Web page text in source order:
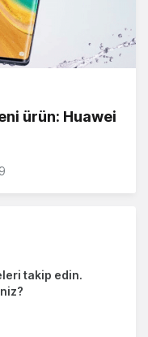
ürün: Huawei
takip edin.